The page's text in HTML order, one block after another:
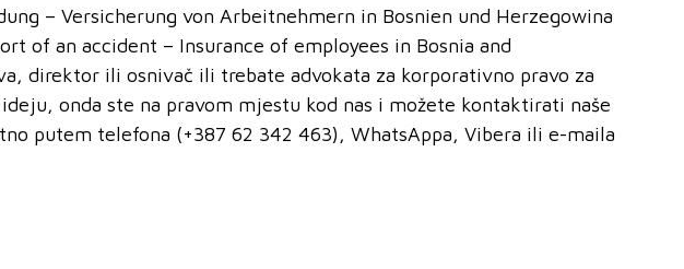
– Versicherung von Arbeitnehmern in Bosnien und Herzegowina
of an accident – Insurance of employees in Bosnia and
direktor ili osnivač ili trebate advokata za korporativno pravo za
onda ste na pravom mjestu kod nas i možete kontaktirati naše
putem telefona (+387 62 342 463), WhatsAppa, Vibera ili e-maila